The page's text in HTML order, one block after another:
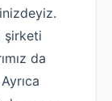
şirketi
da